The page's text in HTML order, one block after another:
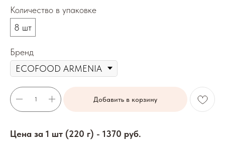
Количество в упаковке
8 шт
Бренд
Добавить в корзину
Цена за 1 шт (220 г) - 1370 руб.